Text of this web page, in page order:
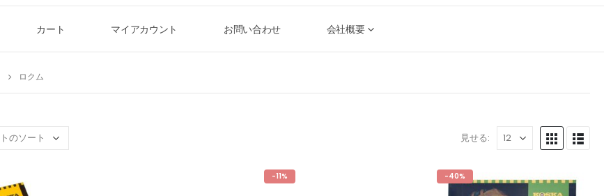
カート マイアカウント お問い合わせ 会社概要
ロクム
見せる:
-11% -40%